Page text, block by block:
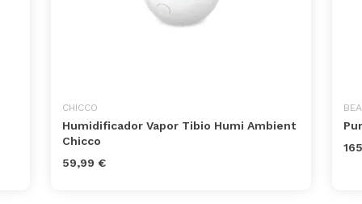
CHICCO
Humidificador Vapor Tibio Humi Ambient
Chicco
59,99 €